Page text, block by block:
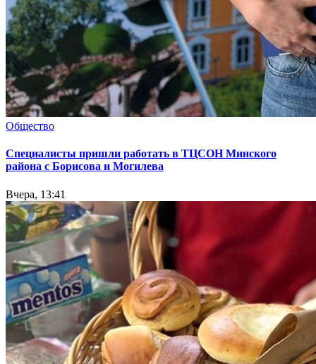
Общество
Специалисты пришли работать в ТЦСОН Минского
района с Борисова и Могилева
Вчера, 13:41